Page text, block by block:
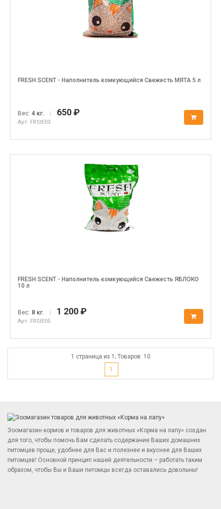
FRESH SCENT - Наполнитель комкующийся Свежесть МЯТА 5 л
Вес: 4 кг. | 650 ₽
Арт. FRSIE03
FRESH SCENT - Наполнитель комкующийся Свежесть ЯБЛОКО
10 л
Вес: 8 кг. | 1 200 ₽
Арт. FRSIE05
1 страница из 1; Товаров: 10
1
Зоомагазин кормов и товаров для животных «Корма на лапу» создан
для того, чтобы помочь Вам сделать содержание Ваших домашних
питомцев проще, удобнее для Вас и полезнее и вкуснее для Ваших
питомцев! Основной принцип нашей деятельности – работать таким
образом, чтобы Вы и Ваши питомцы всегда оставались довольны!